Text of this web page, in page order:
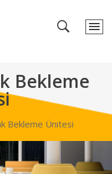
Bekleme
Bekleme Ünitesi